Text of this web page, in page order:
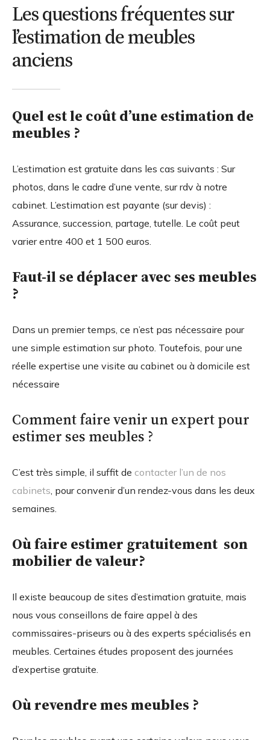
Les questions fréquentes sur
l’estimation de meubles
anciens
Quel est le coût d’une estimation de
meubles ?
L’estimation est gratuite dans les cas suivants : Sur
photos, dans le cadre d’une vente, sur rdv à notre
cabinet. L’estimation est payante (sur devis) :
Assurance, succession, partage, tutelle. Le coût peut
varier entre 400 et 1 500 euros.
Faut-il se déplacer avec ses meubles
?
Dans un premier temps, ce n’est pas nécessaire pour
une simple estimation sur photo. Toutefois, pour une
réelle expertise une visite au cabinet ou à domicile est
nécessaire
Comment faire venir un expert pour
estimer ses meubles ?
C’est très simple, il suffit de contacter l’un de nos
cabinets, pour convenir d’un rendez-vous dans les deux
semaines.
Où faire estimer gratuitement son
mobilier de valeur?
Il existe beaucoup de sites d’estimation gratuite, mais
nous vous conseillons de faire appel à des
commissaires-priseurs ou à des experts spécialisés en
meubles. Certaines études proposent des journées
d’expertise gratuite.
Où revendre mes meubles ?